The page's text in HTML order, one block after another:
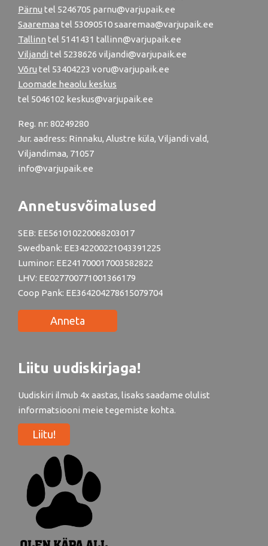
Pärnu tel 5246705 parnu@varjupaik.ee
Saaremaa tel 53090510 saaremaa@varjupaik.ee
Tallinn tel 5141431 tallinn@varjupaik.ee
Viljandi tel 5238626 viljandi@varjupaik.ee
Võru tel 53404223 voru@varjupaik.ee
Loomade heaolu keskus
tel 5046102 keskus@varjupaik.ee
Reg. nr: 80249280
Jur. aadress: Rinnaku, Alustre küla, Viljandi vald,
Viljandimaa, 71057
info@varjupaik.ee
Annetusvõimalused
SEB: EE561010220068203017
Swedbank: EE342200221043391225
Luminor: EE241700017003582822
LHV: EE027700771001366179
Coop Pank: EE364204278615079704
Anneta
Liitu uudiskirjaga!
Uudiskiri ilmub 4x aastas, lisaks saadame olulist
informatsiooni meie tegemiste kohta.
Liitu!